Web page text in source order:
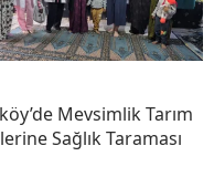
Mevsimlik Tarım
Sağlık Taraması